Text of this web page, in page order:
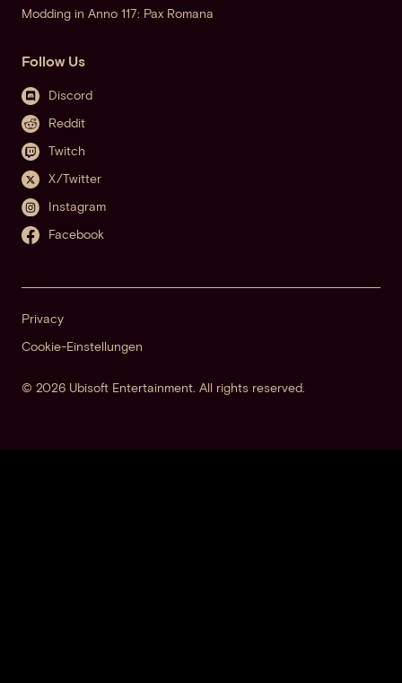
Modding in Anno 117: Pax Romana
Follow Us
Discord
Reddit
Twitch
X/Twitter
Instagram
Facebook
© 2026 Ubisoft Entertainment. All rights reserved.
Privacy
Cookie-Einstellungen